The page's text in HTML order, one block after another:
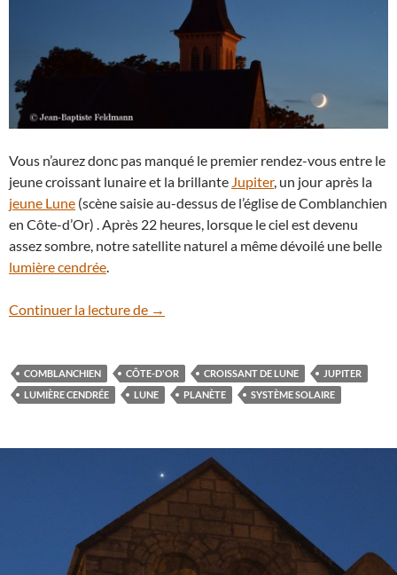
Vous n’aurez donc pas manqué le premier rendez-vous entre le
jeune croissant lunaire et la brillante Jupiter, un jour après la
jeune Lune (scène saisie au-dessus de l’église de Comblanchien
en Côte-d’Or) . Après 22 heures, lorsque le ciel est devenu
assez sombre, notre satellite naturel a même dévoilé une belle
lumière cendrée
Continuer la lecture de Jupiter surplombe la Lune
→
COMBLANCHIEN CÔTE-D'OR CROISSANT DE LUNE
JUPITER
LUMIÈRE CENDRÉE
LUNE PLANÈTE SYSTÈME SOLAIRE